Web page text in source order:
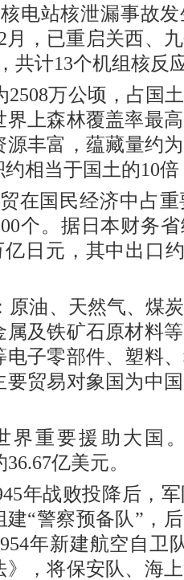
电站核泄漏事故
月，已重启关西、
共计13个机组核反
2508万公顷，占国
界上森林覆盖率最
丰富，蕴藏量约
相当于国土的10
贸在国民经济中占
个。据日本财务
亿日元，其中出口
原油、天然气、煤
属及铁矿石原材料
子零部件、塑料
贸易对象国为中
界重要援助大国
亿美元。
年战败投降后，
建“警察预备队”，
年新建航空自卫
》，将保安队、海